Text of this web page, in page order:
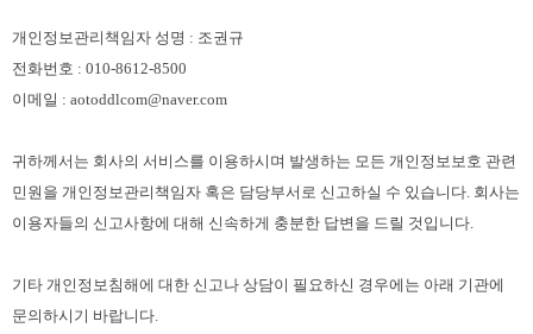
개인정보관리책임자 성명 : 조권규
전화번호 : 010-8612-8500
이메일 : aotoddlcom@naver.com
귀하께서는 회사의 서비스를 이용하시며 발생하는 모든 개인정보보호 관련
민원을 개인정보관리책임자 혹은 담당부서로 신고하실 수 있습니다. 회사는
이용자들의 신고사항에 대해 신속하게 충분한 답변을 드릴 것입니다.
기타 개인정보침해에 대한 신고나 상담이 필요하신 경우에는 아래 기관에
문의하시기 바랍니다.